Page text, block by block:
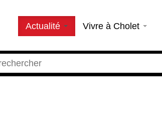
Actualité Vivre à Cholet